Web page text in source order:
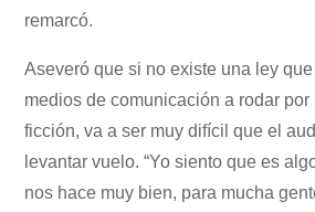
remarcó.
Aseveró que si no existe una ley
medios de comunicación a rodar por
ficción, va a ser muy difícil que el
levantar vuelo. “Yo siento que es
nos hace muy bien, para mucha